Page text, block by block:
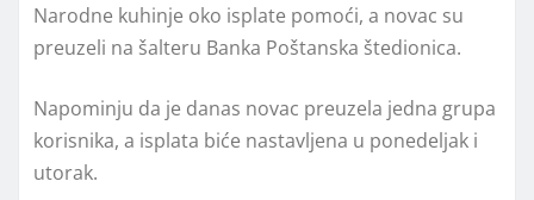
Narodne kuhinje oko isplate pomoći, a novac su
preuzeli na šalteru Banka Poštanska štedionica.
Napominju da je danas novac preuzela jedna grupa
korisnika, a isplata biće nastavljena u ponedeljak i
utorak.